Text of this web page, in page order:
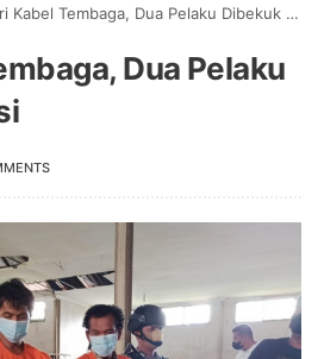
Kabel Tembaga, Dua Pelaku Dibekuk Polisi
Dua Pelaku